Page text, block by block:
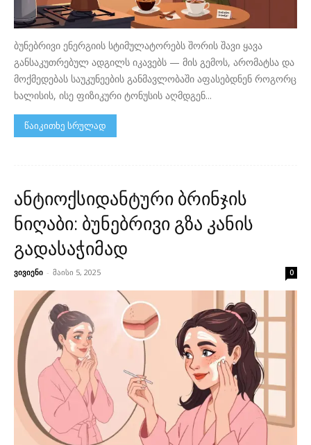
ბუნებრივი ენერგიის სტიმულატორებს შორის შავი ყავა
განსაკუთრებულ ადგილს იკავებს — მის გემოს, არომატსა და
მოქმედებას საუკუნეების განმავლობაში აფასებდნენ როგორც
ხალისის, ისე ფიზიკური ტონუსის აღმდგენ...
წაიკითხე სრულად
ანტიოქსიდანტური ბრინჯის
ნიღაბი: ბუნებრივი გზა კანის
გადასაჭიმად
ვივიენი - მაისი 5, 2025 0